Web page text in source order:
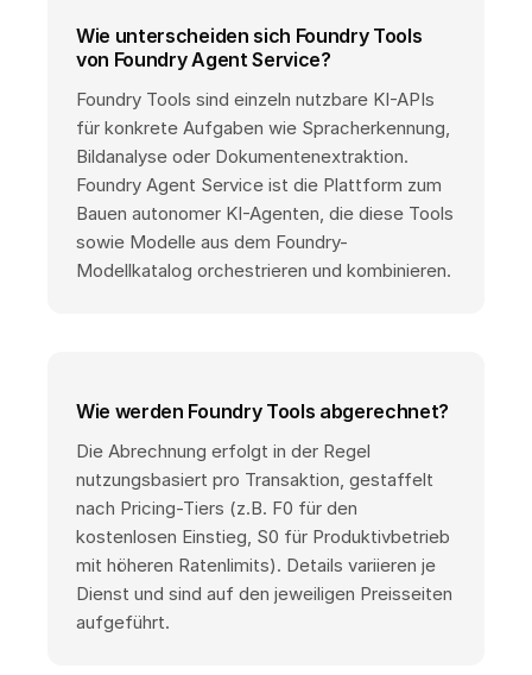
Wie unterscheiden sich Foundry Tools
von Foundry Agent Service?
Foundry Tools sind einzeln nutzbare KI-APIs
für konkrete Aufgaben wie Spracherkennung,
Bildanalyse oder Dokumentenextraktion.
Foundry Agent Service ist die Plattform zum
Bauen autonomer KI-Agenten, die diese Tools
sowie Modelle aus dem Foundry-
Modellkatalog orchestrieren und kombinieren.
Wie werden Foundry Tools abgerechnet?
Die Abrechnung erfolgt in der Regel
nutzungsbasiert pro Transaktion, gestaffelt
nach Pricing-Tiers (z.B. F0 für den
kostenlosen Einstieg, S0 für Produktivbetrieb
mit höheren Ratenlimits). Details variieren je
Dienst und sind auf den jeweiligen Preisseiten
aufgeführt.